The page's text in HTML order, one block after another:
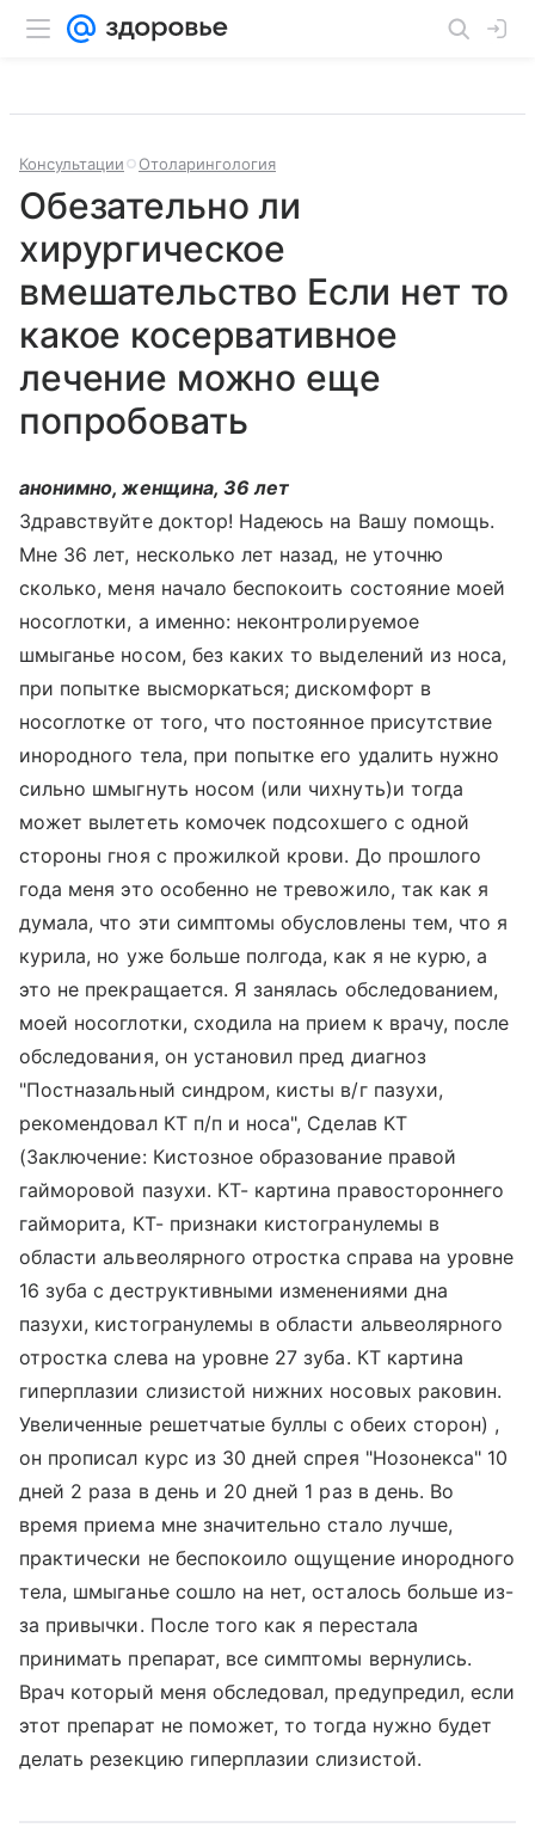
Консультации Отоларингология
Обезательно ли
хирургическое
вмешательство Если нет то
какое косервативное
лечение можно еще
попробовать
анонимно, женщина, 36 лет
Здравствуйте доктор! Надеюсь на Вашу помощь.
Мне 36 лет, несколько лет назад, не уточню
сколько, меня начало беспокоить состояние моей
носоглотки, а именно: неконтролируемое
шмыганье носом, без каких то выделений из носа,
при попытке высморкаться; дискомфорт в
носоглотке от того, что постоянное присутствие
инородного тела, при попытке его удалить нужно
сильно шмыгнуть носом (или чихнуть)и тогда
может вылететь комочек подсохшего с одной
стороны гноя с прожилкой крови. До прошлого
года меня это особенно не тревожило, так как я
думала, что эти симптомы обусловлены тем, что я
курила, но уже больше полгода, как я не курю, а
это не прекращается. Я занялась обследованием,
моей носоглотки, сходила на прием к врачу, после
обследования, он установил пред диагноз
"Постназальный синдром, кисты в/г пазухи,
рекомендовал КТ п/п и носа", Сделав КТ
(Заключение: Кистозное образование правой
гайморовой пазухи. КТ- картина правостороннего
гайморита, КТ- признаки кистогранулемы в
области альвеолярного отростка справа на уровне
16 зуба с деструктивными изменениями дна
пазухи, кистогранулемы в области альвеолярного
отростка слева на уровне 27 зуба. КТ картина
гиперплазии слизистой нижних носовых раковин.
Увеличенные решетчатые буллы с обеих сторон) ,
он прописал курс из 30 дней спрея "Нозонекса" 10
дней 2 раза в день и 20 дней 1 раз в день. Во
время приема мне значительно стало лучше,
практически не беспокоило ощущение инородного
тела, шмыганье сошло на нет, осталось больше из-
за привычки. После того как я перестала
принимать препарат, все симптомы вернулись.
Врач который меня обследовал, предупредил, если
этот препарат не поможет, то тогда нужно будет
делать резекцию гиперплазии слизистой.